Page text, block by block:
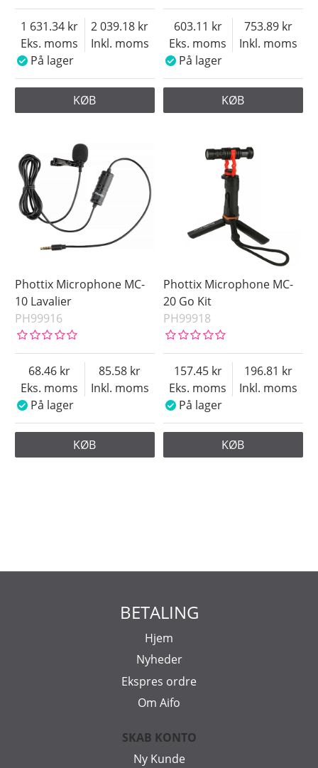
Eks. moms
1 631.34
Inkl. moms
2 039.18
På lager
KØB
Eks. moms
603.11
Inkl. moms
753.89
På lager
KØB
Phottix Microphone MC-
10 Lavalier
PH99916
Eks. moms
68.46
Inkl. moms
85.58
På lager
KØB
Phottix Microphone MC-
20 Go Kit
PH99918
Eks. moms
157.45
Inkl. moms
196.81
På lager
KØB
BETALING
Hjem
Nyheder
Ekspres ordre
Om Aifo
SKAB KONTO
Ny Kunde